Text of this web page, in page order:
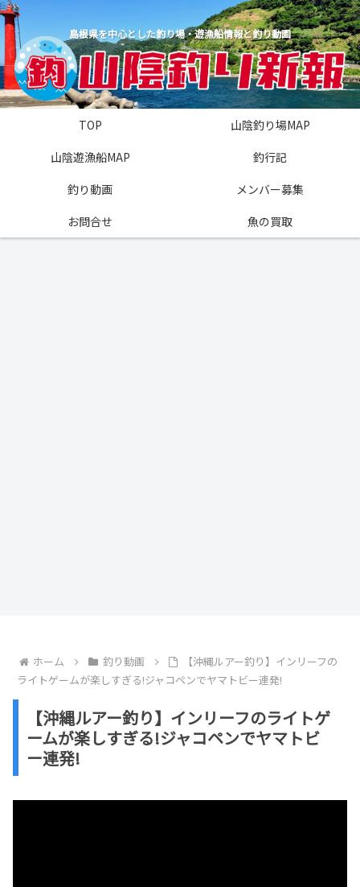
島根県を中心とした釣り場・遊漁船情報と釣り動画
TOP
山陰釣り場MAP
山陰遊漁船MAP
釣行記
釣り動画
メンバー募集
お問合せ
魚の買取
ホーム 釣り動画
【沖縄ルアー釣り】インリーフの
ライトゲームが楽しすぎる!ジャコペンでヤマトビー連発!
【沖縄ルアー釣り】インリーフのライトゲ
ームが楽しすぎる!ジャコペンでヤマトビ
ー連発!